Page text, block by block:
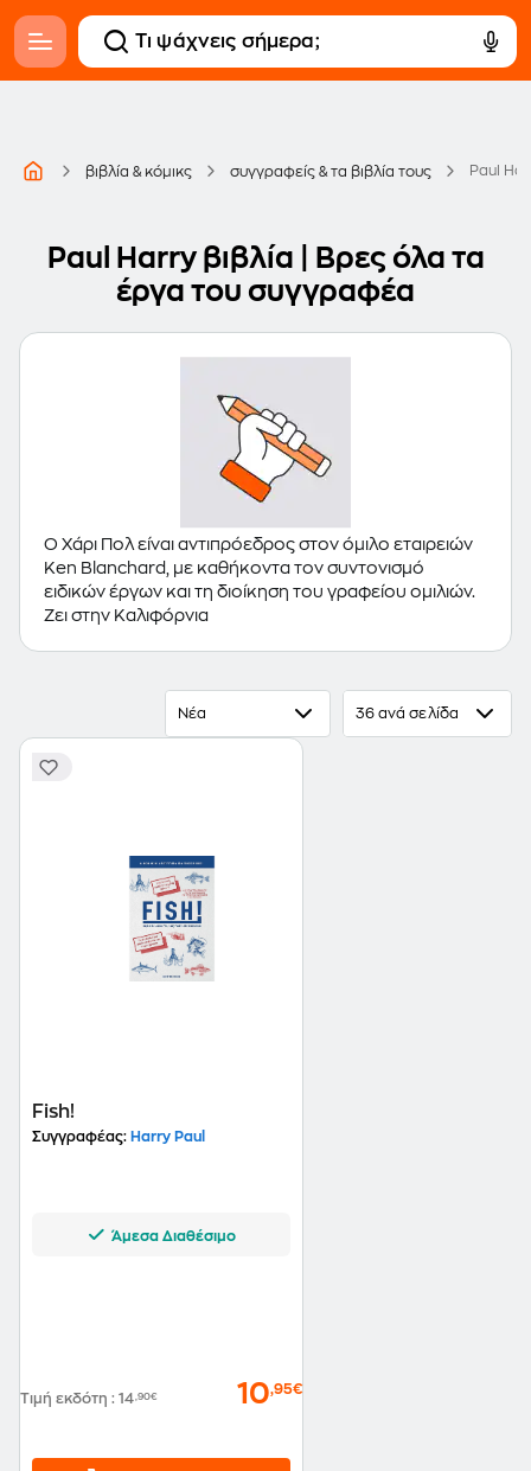
βιβλία & κόμικς συγγραφείς & τα βιβλία τους Paul
Paul Harry βιβλία | Βρες όλα τα
έργα του συγγραφέα
O Χάρι Πολ είναι αντιπρόεδρος στον όμιλο εταιρειών
Ken Blanchard, με καθήκοντα τον συντονισμό
ειδικών έργων και τη διοίκηση του γραφείου ομιλιών.
Ζει στην Καλιφόρνια
Νέα 36 ανά σελίδα
Fish!
Συγγραφέας: Harry Paul
Άμεσα Διαθέσιμο
Τιμή εκδότη : 14,90€ 10,95€